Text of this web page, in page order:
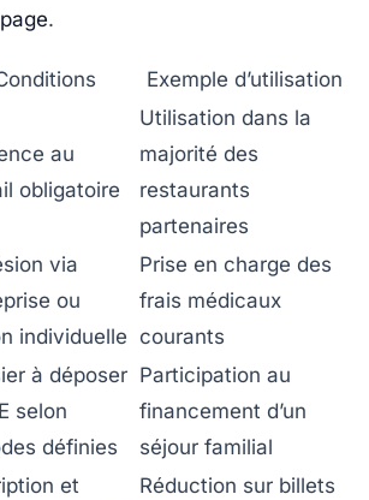
.
Exemple d’utilisation
au
obligatoire
Utilisation dans la
majorité des
restaurants
partenaires
via
ou
individuelle
Prise en charge des
frais médicaux
courants
à déposer
selon
définies
Participation au
financement d’un
séjour familial
et
Réduction sur billets